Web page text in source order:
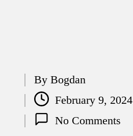
Posted
by
ByBogdan
February 9, 2024
No Comments